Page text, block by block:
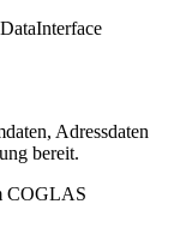
Adressdaten
bereit.
COGLAS